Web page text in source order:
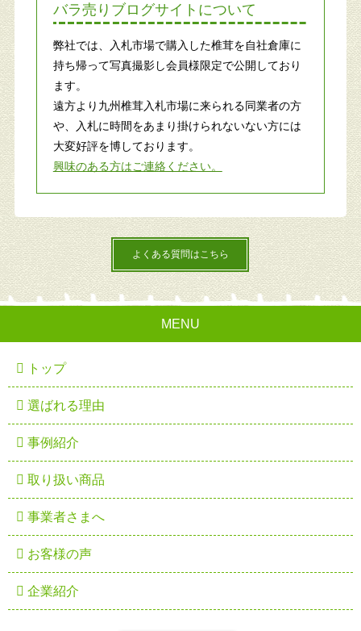
バラ売りブログサイトについて
弊社では、入札市場で購入した椎茸を自社倉庫に
持ち帰って写真撮影し会員様限定で公開しており
ます。
遠方より九州椎茸入札市場に来られる同業者の方
や、入札に時間をあまり掛けられないない方には
大変好評を博しております。
興味のある方はご連絡ください。
よくある質問はこちら
MENU
トップ
選ばれる理由
事例紹介
取り扱い商品
事業者さまへ
お客様の声
企業紹介